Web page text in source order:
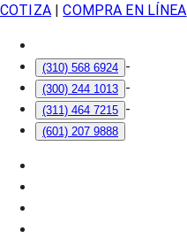
COTIZA| COMPRA EN LÍNEA
(310) 568 6924 -
(300) 244 1013 -
(311) 464 7215 -
(601) 207 9888